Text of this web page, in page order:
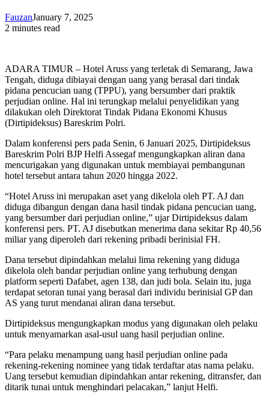
FauzanJanuary 7, 2025
2 minutes read
ADARA TIMUR – Hotel Aruss yang terletak di Semarang, Jawa
Tengah, diduga dibiayai dengan uang yang berasal dari tindak
pidana pencucian uang (TPPU), yang bersumber dari praktik
perjudian online. Hal ini terungkap melalui penyelidikan yang
dilakukan oleh Direktorat Tindak Pidana Ekonomi Khusus
(Dirtipideksus) Bareskrim Polri.
Dalam konferensi pers pada Senin, 6 Januari 2025, Dirtipideksus
Bareskrim Polri BJP Helfi Assegaf mengungkapkan aliran dana
mencurigakan yang digunakan untuk membiayai pembangunan
hotel tersebut antara tahun 2020 hingga 2022.
“Hotel Aruss ini merupakan aset yang dikelola oleh PT. AJ dan
diduga dibangun dengan dana hasil tindak pidana pencucian uang,
yang bersumber dari perjudian online,” ujar Dirtipideksus dalam
konferensi pers. PT. AJ disebutkan menerima dana sekitar Rp 40,56
miliar yang diperoleh dari rekening pribadi berinisial FH.
Dana tersebut dipindahkan melalui lima rekening yang diduga
dikelola oleh bandar perjudian online yang terhubung dengan
platform seperti Dafabet, agen 138, dan judi bola. Selain itu, juga
terdapat setoran tunai yang berasal dari individu berinisial GP dan
AS yang turut mendanai aliran dana tersebut.
Dirtipideksus mengungkapkan modus yang digunakan oleh pelaku
untuk menyamarkan asal-usul uang hasil perjudian online.
“Para pelaku menampung uang hasil perjudian online pada
rekening-rekening nominee yang tidak terdaftar atas nama pelaku.
Uang tersebut kemudian dipindahkan antar rekening, ditransfer, dan
ditarik tunai untuk menghindari pelacakan,” lanjut Helfi.